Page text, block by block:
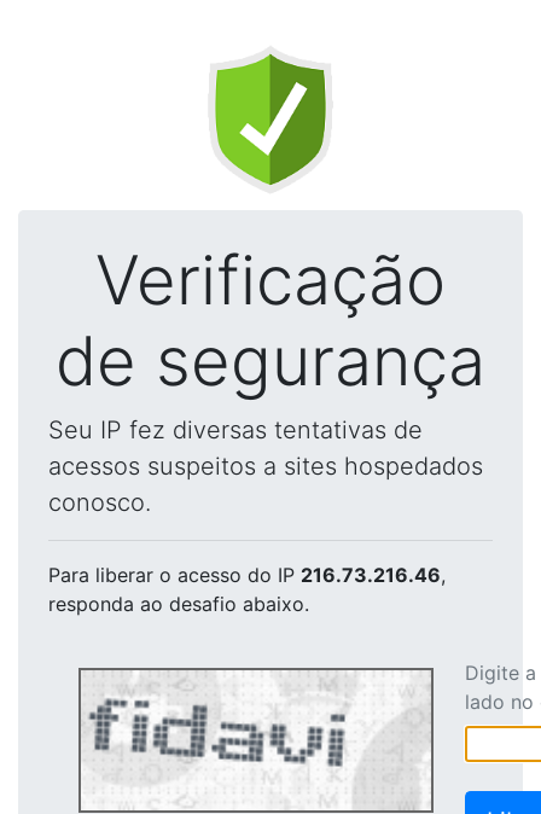
Verificação
de segurança
Seu IP fez diversas tentativas de
acessos suspeitos a sites hospedados
conosco.
Para liberar o acesso do IP 216.73.216.46,
responda ao desafio abaixo.
Digite
lado no